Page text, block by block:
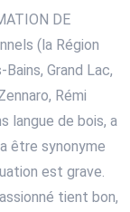
DE
(la Région
Grand Lac,
Rémi
langue de bois, a
être synonyme
est grave.
tient bon,